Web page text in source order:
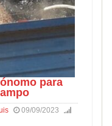
para
09/09/2023